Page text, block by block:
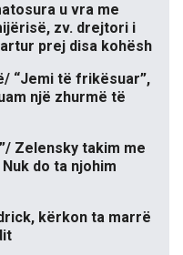
u vra me
zv. drejtori i
prej disa kohësh
“Jemi të frikësuar”,
një zhurmë të
Zelensky takim me
do ta njohim
kërkon ta marrë